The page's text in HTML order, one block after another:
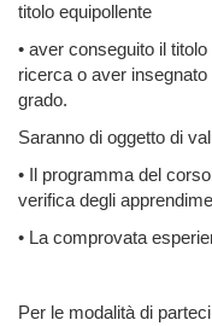
titolo equipollente
• aver conseguito il
ricerca o aver
grado.
Saranno di oggetto di
• Il programma del
verifica degli
• La comprovata
Per le modalità di